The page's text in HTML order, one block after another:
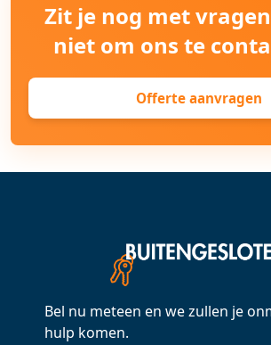
Zit je nog met
niet om ons te
Offerte aanvragen
Bel nu meteen en we zullen je
hulp komen.